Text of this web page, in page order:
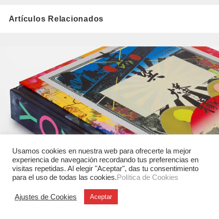
Artículos Relacionados
Usamos cookies en nuestra web para ofrecerte la mejor
experiencia de navegación recordando tus preferencias en
visitas repetidas. Al elegir "Aceptar", das tu consentimiento
para el uso de todas las cookies.Política de Cookies
Ajustes de Cookies Aceptar